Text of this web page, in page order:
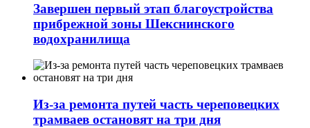
Завершен первый этап благоустройства
прибрежной зоны Шекснинского
водохранилища
Из-за ремонта путей часть череповецких
трамваев остановят на три дня